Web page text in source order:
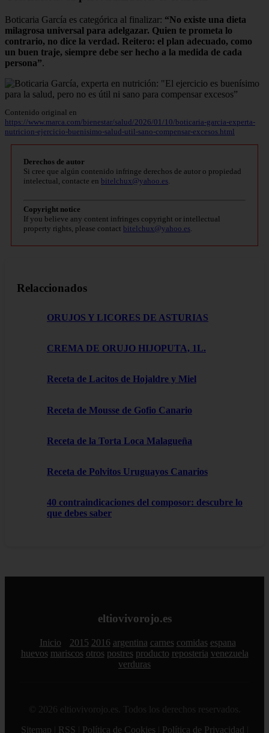
Boticaria García es categórica al finalizar: “No existe una dieta
milagrosa universal para adelgazar. Quien te prometa lo
contrario, no dice la verdad. Reitero: el plan adecuado, como
un buen traje, siempre debe ser hecho a la medida de cada
persona”.
Contenido original en
https://www.marca.com/bienestar/salud/2026/01/10/boticaria-garcia-experta-
nutricion-ejercicio-buenisimo-salud-util-sano-compensar-excesos.html
Derechos de autor
Si cree que algún contenido infringe derechos de autor o propiedad
intelectual, contacte en bitelchux@yahoo.es.
Copyright notice
If you believe any content infringes copyright or intellectual
property rights, please contact bitelchux@yahoo.es.
Relaccionados
ORUJOS Y LICORES DE ASTURIAS
CREMA DE ORUJO HIJOPUTA, 1L.
Receta de Lacitos de Hojaldre y Miel
Receta de Mousse de Gofio Canario
Receta de la Torta Loca Malagueña
Receta de Polvitos Uruguayos Canarios
40 contraindicaciones del composor: descubre lo
que debes saber
eltiovivorojo.es
Inicio 2015 2016 argentina carnes comidas espana
huevos mariscos otros postres producto reposteria venezuela
verduras
© 2026 eltiovivorojo.es. Todos los derechos reservados.
Sitemap
RSS Política de Cookies Política de Privacidad